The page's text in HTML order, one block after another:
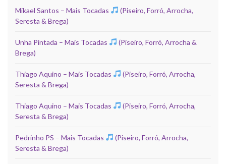
Mikael Santos – Mais Tocadas
(Piseiro, Forró, Arrocha,
Seresta & Brega)
Unha Pintada – Mais Tocadas
(Piseiro, Forró, Arrocha &
Brega)
Thiago Aquino – Mais Tocadas
(Piseiro, Forró, Arrocha,
Seresta & Brega)
Thiago Aquino – Mais Tocadas
(Piseiro, Forró, Arrocha,
Seresta & Brega)
Pedrinho PS – Mais Tocadas
(Piseiro, Forró, Arrocha,
Seresta & Brega)